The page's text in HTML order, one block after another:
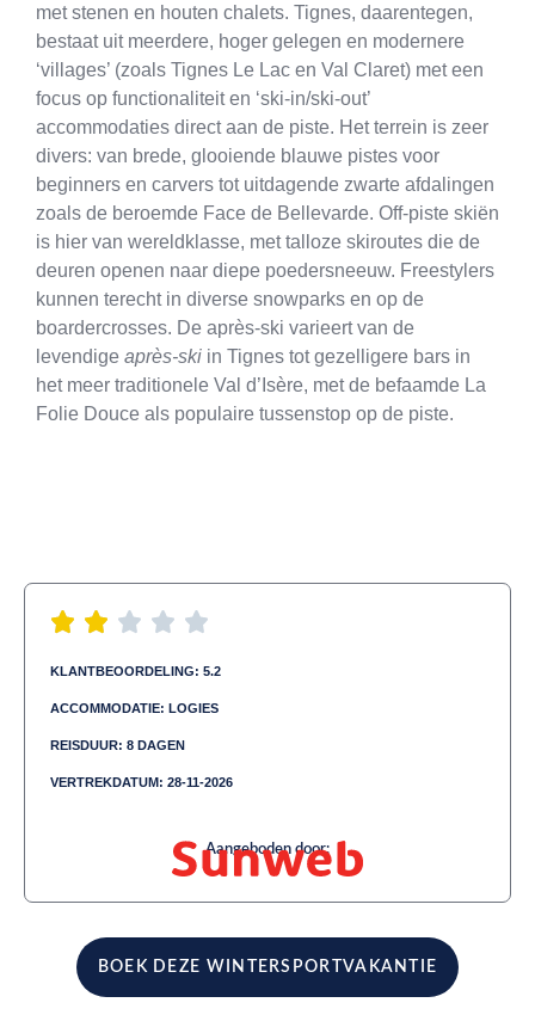
met stenen en houten chalets. Tignes, daarentegen,
bestaat uit meerdere, hoger gelegen en modernere
‘villages’ (zoals Tignes Le Lac en Val Claret) met een
focus op functionaliteit en ‘ski-in/ski-out’
accommodaties direct aan de piste. Het terrein is zeer
divers: van brede, glooiende blauwe pistes voor
beginners en carvers tot uitdagende zwarte afdalingen
zoals de beroemde Face de Bellevarde. Off-piste skiën
is hier van wereldklasse, met talloze skiroutes die de
deuren openen naar diepe poedersneeuw. Freestylers
kunnen terecht in diverse snowparks en op de
boardercrosses. De après-ski varieert van de
levendige après-ski in Tignes tot gezelligere bars in
het meer traditionele Val d’Isère, met de befaamde La
Folie Douce als populaire tussenstop op de piste.
KLANTBEOORDELING: 5.2
ACCOMMODATIE: LOGIES
REISDUUR: 8 DAGEN
VERTREKDATUM: 28-11-2026
Aangeboden door:
BOEK DEZE WINTERSPORTVAKANTIE